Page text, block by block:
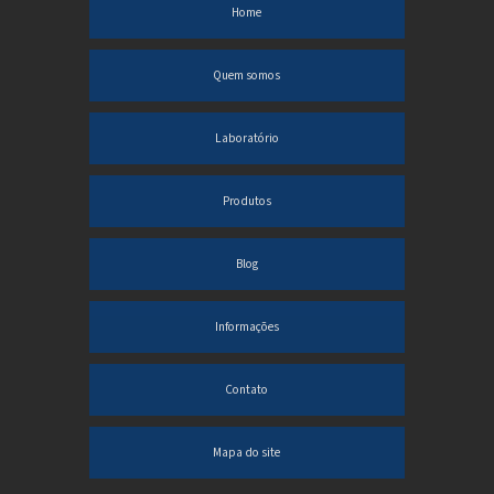
Tubos de ensaio de vidro preço
Tubos de ensaio para laboratório
Vidrarias de laboratório de microbiologia
Comprar vidrarias de laboratório de química
Home
Quem somos
Laboratório
Produtos
Blog
Informações
Contato
Mapa do site